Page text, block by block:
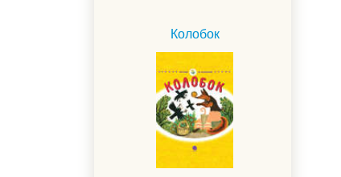
Колобок